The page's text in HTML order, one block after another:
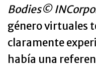
Bodies©
género virtuales
claramente
había una